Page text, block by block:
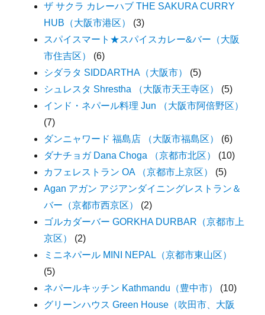
ザ サクラ カレーハブ THE SAKURA CURRY
HUB（大阪市港区）
(3)
スパイスマート★スパイスカレー&バー（大阪
市住吉区）
(6)
シダラタ SIDDARTHA（大阪市）
(5)
シュレスタ Shrestha （大阪市天王寺区）
(5)
インド・ネパール料理 Jun （大阪市阿倍野区）
(7)
ダンニャワード 福島店 （大阪市福島区）
(6)
ダナチョガ Dana Choga （京都市北区）
(10)
カフェレストラン OA （京都市上京区）
(5)
Agan アガン アジアンダイニングレストラン＆
バー（京都市西京区）
(2)
ゴルカダーバー GORKHA DURBAR（京都市上
京区）
(2)
ミニネパール MINI NEPAL（京都市東山区）
(5)
ネパールキッチン Kathmandu（豊中市）
(10)
グリーンハウス Green House（吹田市、大阪